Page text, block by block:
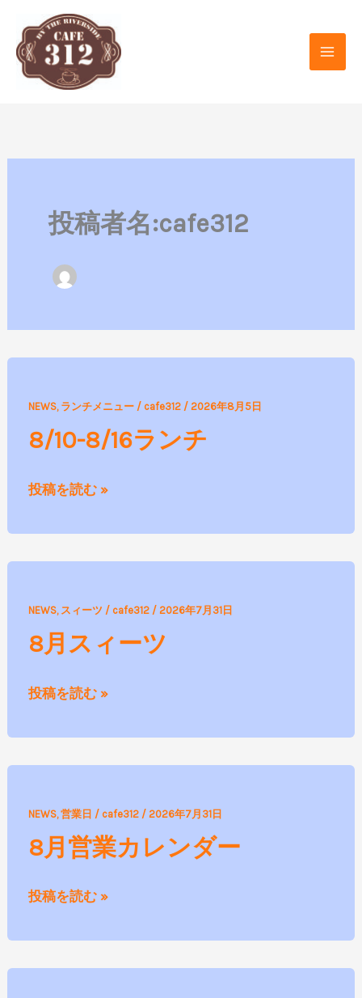
プ
投稿者名:cafe312
NEWS, ランチメニュー/ cafe312 / 2026年8月5日
8/10-8/16ランチ
8/16
ラ
チ
投稿を読む »
NEWS, スィーツ / cafe312 / 2026年7月31日
8月スィーツ
月
ス
ー
投稿を読む »
NEWS, 営業日 / cafe312 / 2026年7月31日
8月営業カレンダー
月
営
カ
ダ
投稿を読む »